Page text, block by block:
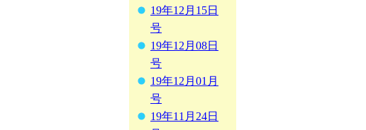
19年12月15日
号
19年12月08日
号
19年12月01月
号
19年11月24日